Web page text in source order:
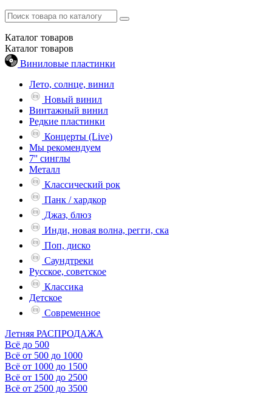
Каталог товаров
Каталог товаров
Виниловые пластинки
Лето, солнце, винил
Новый винил
Винтажный винил
Редкие пластинки
Концерты (Live)
Мы рекомендуем
7'' синглы
Металл
Классический рок
Панк / хардкор
Джаз, блюз
Инди, новая волна, регги, ска
Поп, диско
Саундтреки
Русское, советское
Классика
Детское
Современное
Летняя РАСПРОДАЖА
Всё до 500
Всё от 500 до 1000
Всё от 1000 до 1500
Всё от 1500 до 2500
Всё от 2500 до 3500